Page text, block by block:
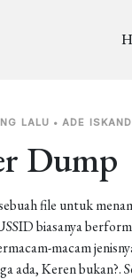
LALU • ADE
Dump
file untuk
biasanya
macam
ada, Keren bukan?.